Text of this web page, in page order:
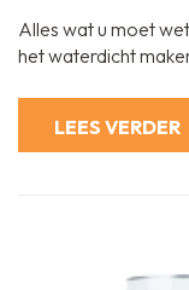
Alles wat u moet
het waterdicht
LEES VERDER